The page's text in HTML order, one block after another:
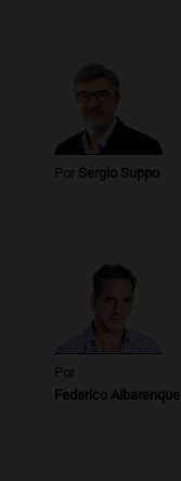
Por Sergio Suppo
Por
Federico Albarenque